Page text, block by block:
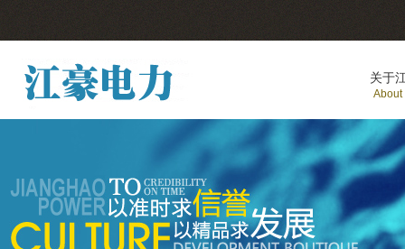
关于
About